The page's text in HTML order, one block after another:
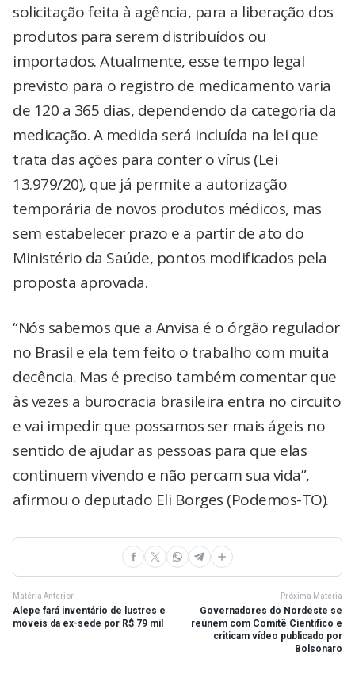
solicitação feita à agência, para a liberação dos
produtos para serem distribuídos ou
importados. Atualmente, esse tempo legal
previsto para o registro de medicamento varia
de 120 a 365 dias, dependendo da categoria da
medicação. A medida será incluída na lei que
trata das ações para conter o vírus (Lei
13.979/20), que já permite a autorização
temporária de novos produtos médicos, mas
sem estabelecer prazo e a partir de ato do
Ministério da Saúde, pontos modificados pela
proposta aprovada.
“Nós sabemos que a Anvisa é o órgão regulador
no Brasil e ela tem feito o trabalho com muita
decência. Mas é preciso também comentar que
às vezes a burocracia brasileira entra no circuito
e vai impedir que possamos ser mais ágeis no
sentido de ajudar as pessoas para que elas
continuem vivendo e não percam sua vida”,
afirmou o deputado Eli Borges (Podemos-TO).
Matéria Anterior
Alepe fará inventário de lustres e
móveis da ex-sede por R$ 79 mil
Próxima Matéria
Governadores do Nordeste se
reúnem com Comitê Científico e
criticam vídeo publicado por
Bolsonaro